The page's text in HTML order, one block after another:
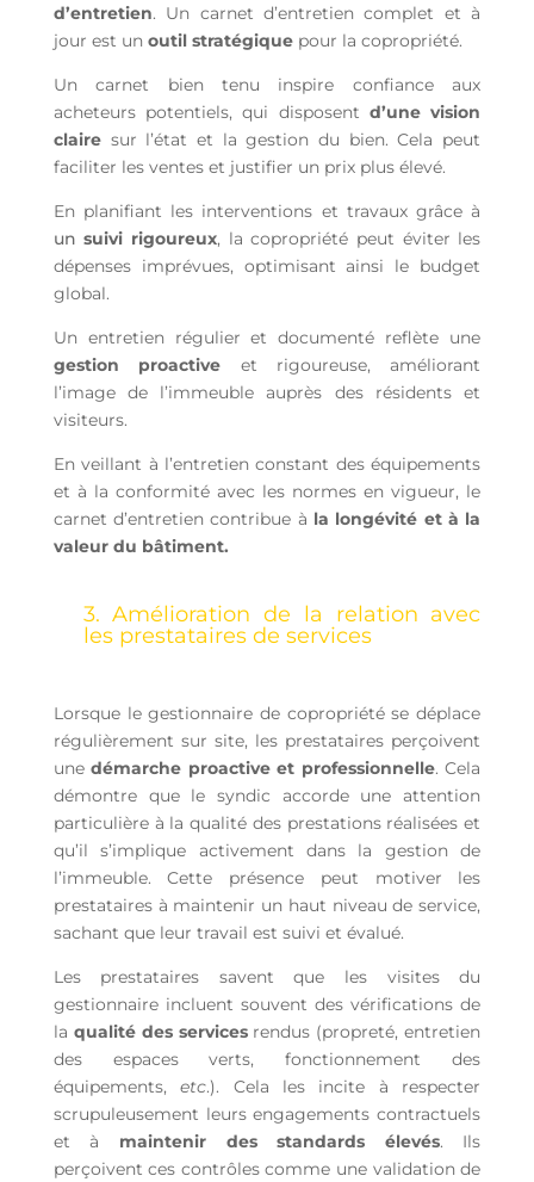
d’entretien. Un carnet d’entretien complet et à
jour est un outil stratégiquepour la copropriété.
Un carnet bien tenu inspire confiance aux
acheteurs potentiels, qui disposent d’une vision
claire sur l’état et la gestion du bien. Cela peut
faciliter les ventes et justifier un prix plus élevé.
En planifiant les interventions et travaux grâce à
un suivi rigoureux, la copropriété peut éviter les
dépenses imprévues, optimisant ainsi le budget
global.
Un entretien régulier et documenté reflète une
gestion proactive et rigoureuse, améliorant
l’image de l’immeuble auprès des résidents et
visiteurs.
En veillant à l’entretien constant des équipements
et à la conformité avec les normes en vigueur, le
carnet d’entretien contribue à la longévité et à la
valeur du bâtiment.
3. Amélioration de la relation avec
les prestataires de services
Lorsque le gestionnaire de copropriété se déplace
régulièrement sur site, les prestataires perçoivent
unedémarche proactive et professionnelle. Cela
démontre que le syndic accorde une attention
particulière à la qualité des prestations réalisées et
qu’il s’implique activement dans la gestion de
l’immeuble. Cette présence peut motiver les
prestataires à maintenir un haut niveau de service,
sachant que leur travail est suivi et évalué.
Les prestataires savent que les visites du
gestionnaire incluent souvent des vérifications de
la qualité des servicesrendus (propreté, entretien
des espaces verts, fonctionnement des
équipements,etc.). Cela les incite à respecter
scrupuleusement leurs engagements contractuels
et à maintenir des standards élevés. Ils
perçoivent ces contrôles comme une validation de